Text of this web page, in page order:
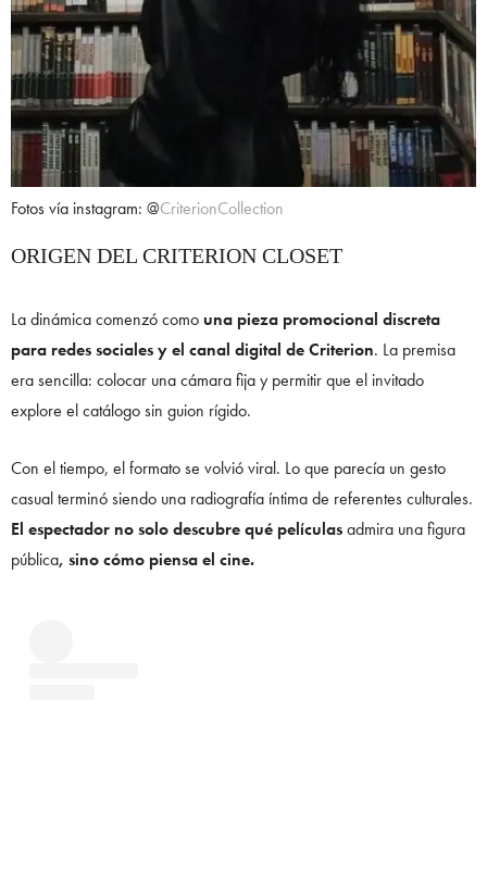
Fotos vía instagram: @CriterionCollection
ORIGEN DEL CRITERION CLOSET
La dinámica comenzó como una pieza promocional discreta
para redes sociales y el canal digital de Criterion. La premisa
era sencilla: colocar una cámara fija y permitir que el invitado
explore el catálogo sin guion rígido.
Con el tiempo, el formato se volvió viral. Lo que parecía un gesto
casual terminó siendo una radiografía íntima de referentes culturales.
El espectador no solo descubre qué películasadmira una figura
pública, sino cómo piensa el cine.